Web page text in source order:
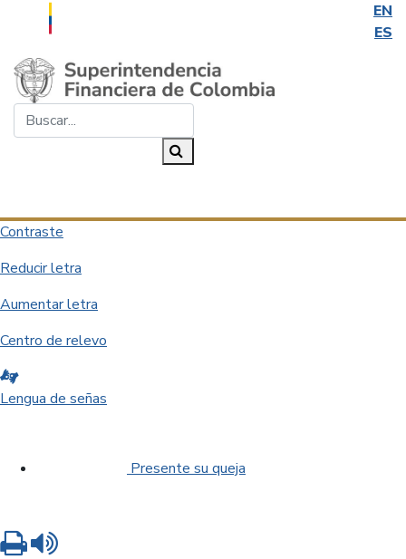
EN
ES
Saltar al contenido principal
Contraste
Reducir letra
Aumentar letra
Centro de relevo
Lengua de señas
Presente su queja
Imprimir